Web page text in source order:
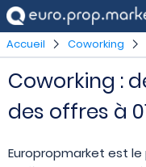
Accueil Coworking
Coworking :
des offres à
Europropmarket est